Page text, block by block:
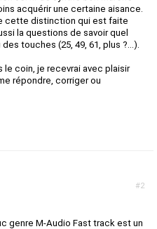
acquérir une certaine aisance.
cette distinction qui est faite
la questions de savoir quel
touches (25, 49, 61, plus ?...).
le coin, je recevrai avec plaisir
répondre, corriger ou
#2
genre M-Audio Fast track est un